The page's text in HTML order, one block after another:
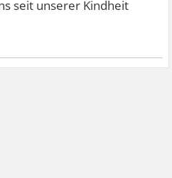
seit unserer Kindheit